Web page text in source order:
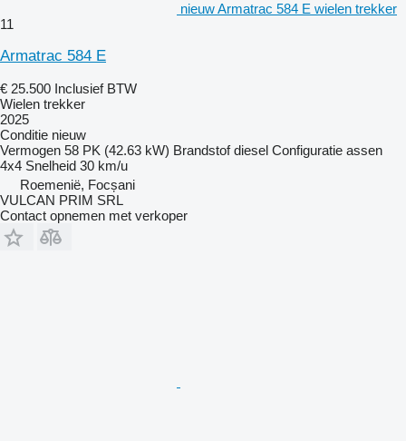
nieuw Armatrac 584 E wielen trekker
11
Armatrac 584 E
€ 25.500 Inclusief BTW
Wielen trekker
2025
Conditie nieuw
Vermogen 58 PK (42.63 kW) Brandstof diesel Configuratie assen
4x4 Snelheid 30 km/u
Roemenië, Focșani
VULCAN PRIM SRL
Contact opnemen met verkoper